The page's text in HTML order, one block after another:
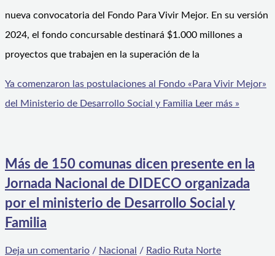
nueva convocatoria del Fondo Para Vivir Mejor. En su versión
2024, el fondo concursable destinará $1.000 millones a
proyectos que trabajen en la superación de la
Ya comenzaron las postulaciones al Fondo «Para Vivir Mejor»
del Ministerio de Desarrollo Social y Familia Leer más »
Más de 150 comunas dicen presente en la
Jornada Nacional de DIDECO organizada
por el ministerio de Desarrollo Social y
Familia
Deja un comentario / Nacional / Radio Ruta Norte